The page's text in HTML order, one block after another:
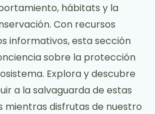
hábitats y la
Con recursos
informativos, esta sección
sobre la protección
Explora y descubre
a la salvaguarda de estas
mientras disfrutas de nuestro